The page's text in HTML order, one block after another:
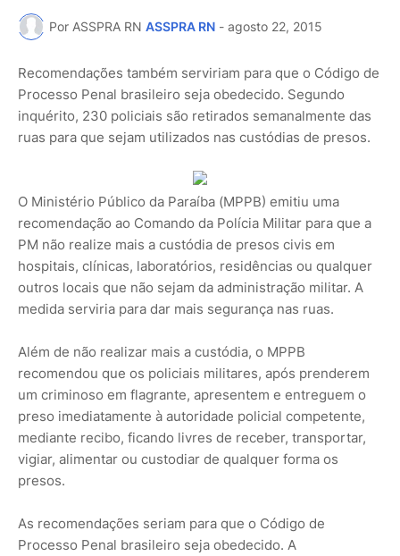
Por ASSPRA RN ASSPRA RN - agosto 22, 2015
Recomendações também serviriam para que o Código de
Processo Penal brasileiro seja obedecido. Segundo
inquérito, 230 policiais são retirados semanalmente das
ruas para que sejam utilizados nas custódias de presos.
O Ministério Público da Paraíba (MPPB) emitiu uma
recomendação ao Comando da Polícia Militar para que a
PM não realize mais a custódia de presos civis em
hospitais, clínicas, laboratórios, residências ou qualquer
outros locais que não sejam da administração militar. A
medida serviria para dar mais segurança nas ruas.
Além de não realizar mais a custódia, o MPPB
recomendou que os policiais militares, após prenderem
um criminoso em flagrante, apresentem e entreguem o
preso imediatamente à autoridade policial competente,
mediante recibo, ficando livres de receber, transportar,
vigiar, alimentar ou custodiar de qualquer forma os
presos.
As recomendações seriam para que o Código de
Processo Penal brasileiro seja obedecido. A